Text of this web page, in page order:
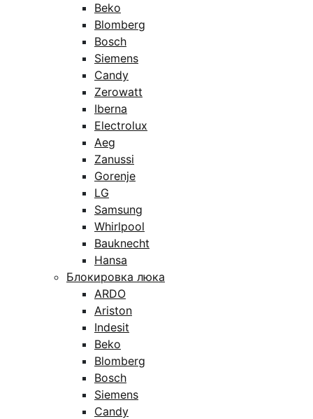
Beko
Blomberg
Bosch
Siemens
Candy
Zerowatt
Iberna
Electrolux
Aeg
Zanussi
Gorenje
LG
Samsung
Whirlpool
Bauknecht
Hansa
Блокировка люка
ARDO
Ariston
Indesit
Beko
Blomberg
Bosch
Siemens
Candy